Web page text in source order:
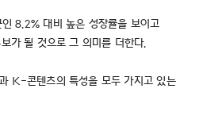
8.2% 대비 높은 성장률을 보이고
가 될 것으로 그 의미를 더한다.
K-콘텐츠의 특성을 모두 가지고 있는